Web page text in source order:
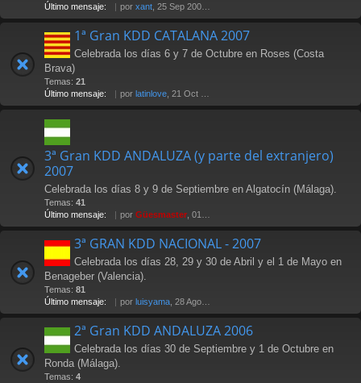
Último mensaje:
por xant , 25 Sep 2008 11:02
1ª Gran KDD CATALANA 2007
Celebrada los días 6 y 7 de Octubre en Roses (Costa
Brava)
Temas: 21
Último mensaje:
por latinlove , 21 Oct 2007 20:28
3ª Gran KDD ANDALUZA (y parte del extranjero)
2007
Celebrada los días 8 y 9 de Septiembre en Algatocín (Málaga).
Temas: 41
Último mensaje:
por Güesmaster , 01 Oct 2007 02:36
3ª GRAN KDD NACIONAL - 2007
Celebrada los días 28, 29 y 30 de Abril y el 1 de Mayo en
Benageber (Valencia).
Temas: 81
Último mensaje:
por luisyama , 28 Ago 2009 19:24
2ª Gran KDD ANDALUZA 2006
Celebrada los días 30 de Septiembre y 1 de Octubre en
Ronda (Málaga).
Temas: 4